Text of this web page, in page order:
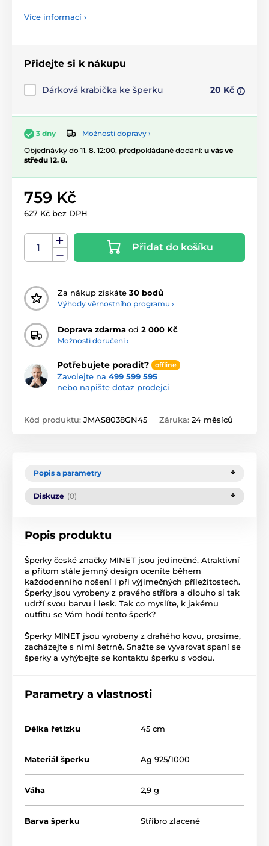
Více informací ›
Přidejte si k nákupu
Dárková krabička ke šperku 20 Kč
3 dny
Možnosti dopravy ›
Objednávky do 11. 8. 12:00, předpokládané dodání: u vás ve
středu 12. 8.
759 Kč
627 Kč bez DPH
Přidat do košíku
Za nákup získáte 30 bodů
Výhody věrnostního programu ›
Doprava zdarma od 2 000 Kč
Možnosti doručení ›
Potřebujete poradit? offline
Zavolejte na 499 599 595
nebo napište dotaz prodejci
Kód produktu: JMAS8038GN45 Záruka: 24 měsíců
Popis a parametry
Diskuze (0)
Popis produktu
Šperky české značky MINET jsou jedinečné. Atraktivní
a přitom stále jemný design oceníte během
každodenního nošení i při výjimečných příležitostech.
Šperky jsou vyrobeny z pravého stříbra a dlouho si tak
udrží svou barvu i lesk. Tak co myslíte, k jakému
outfitu se Vám hodí tento šperk?
Šperky MINET jsou vyrobeny z drahého kovu, prosíme,
zacházejte s nimi šetrně. Snažte se vyvarovat spaní se
šperky a vyhýbejte se kontaktu šperku s vodou.
Parametry a vlastnosti
Délka řetízku 45 cm
Materiál šperku Ag 925/1000
Váha 2,9 g
Barva šperku Stříbro zlacené